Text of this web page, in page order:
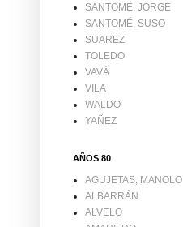
SANTOMÉ, JORGE
SANTOMÉ, SUSO
SUAREZ
TOLEDO
VAVÁ
VILA
WALDO
YAÑEZ
AÑOS 80
AGUJETAS, MANOLO
ALBARRÁN
ALVELO